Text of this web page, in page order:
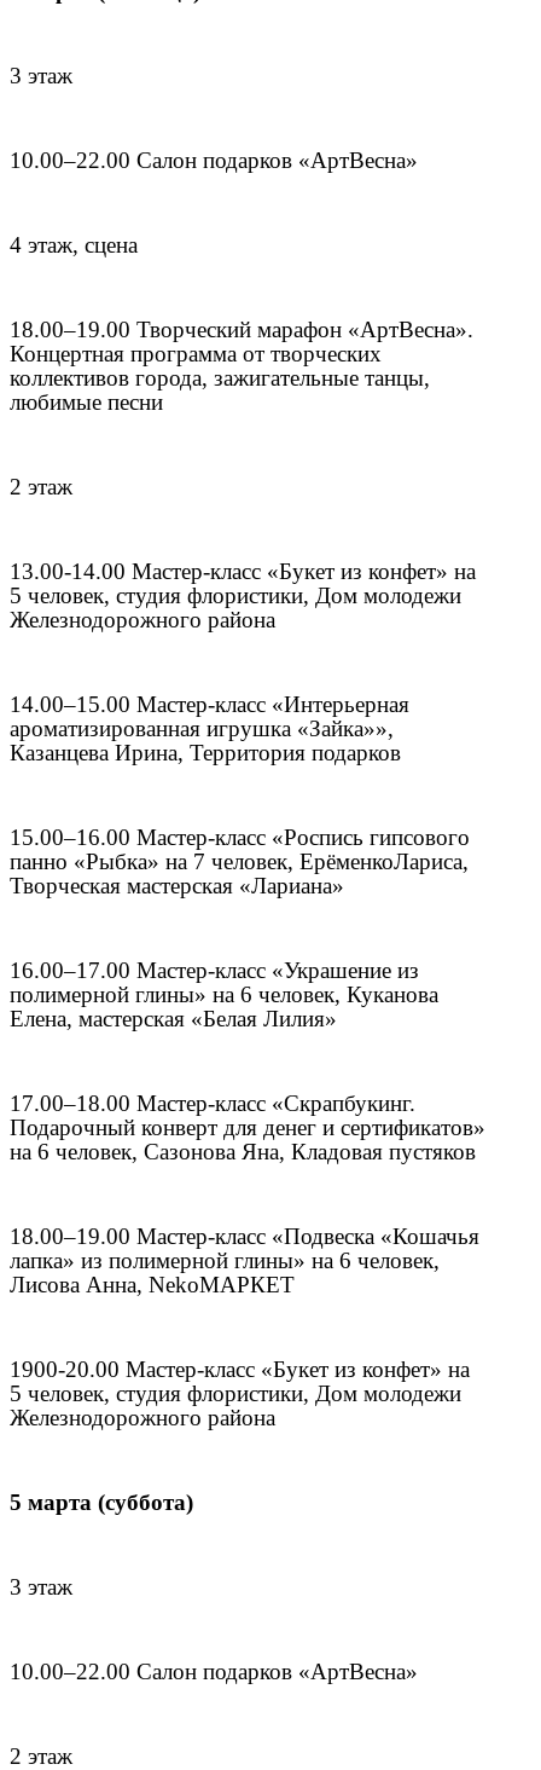
3 этаж
10.00–22.00 Салон подарков «АртВесна»
4 этаж, сцена
18.00–19.00 Творческий марафон «АртВесна».
Концертная программа от творческих
коллективов города, зажигательные танцы,
любимые песни
2 этаж
13.00-14.00 Мастер-класс «Букет из конфет» на
5 человек, студия флористики, Дом молодежи
Железнодорожного района
14.00–15.00 Мастер-класс «Интерьерная
ароматизированная игрушка «Зайка»»,
Казанцева Ирина, Территория подарков
15.00–16.00 Мастер-класс «Роспись гипсового
панно «Рыбка» на 7 человек, ЕрёменкоЛариса,
Творческая мастерская «Лариана»
16.00–17.00 Мастер-класс «Украшение из
полимерной глины» на 6 человек, Куканова
Елена, мастерская «Белая Лилия»
17.00–18.00 Мастер-класс «Скрапбукинг.
Подарочный конверт для денег и сертификатов»
на 6 человек, Сазонова Яна, Кладовая пустяков
18.00–19.00 Мастер-класс «Подвеска «Кошачья
лапка» из полимерной глины» на 6 человек,
Лисова Анна, NekoМАРКЕТ
1900-20.00 Мастер-класс «Букет из конфет» на
5 человек, студия флористики, Дом молодежи
Железнодорожного района
5 марта (суббота)
3 этаж
10.00–22.00 Салон подарков «АртВесна»
2 этаж